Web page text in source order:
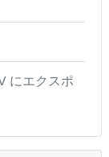
にエクスポ